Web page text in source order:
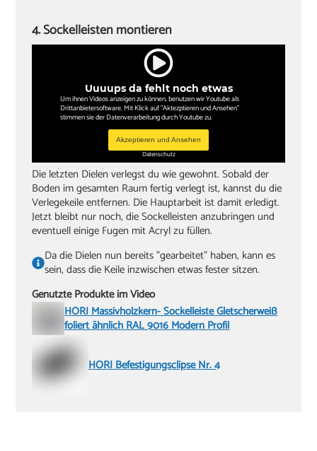
Uuuups da fehlt noch etwas
Um ihnen Videos anzeigen zu können, benutzen wir Youtube als
Drittanbietersoftware. Mit Klick auf "Aktezptieren und Ansehen"
stimmen sie der Datenverarbeitung durch Youtube zu.
Akzeptieren und Ansehen
Datenschutz
4. Sockelleisten montieren
Die letzten Dielen verlegst du wie gewohnt. Sobald der
Boden im gesamten Raum fertig verlegt ist, kannst du die
Verlegekeile entfernen. Die Hauptarbeit ist damit erledigt.
Jetzt bleibt nur noch, die Sockelleisten anzubringen und
eventuell einige Fugen mit Acryl zu füllen.
Da die Dielen nun bereits "gearbeitet" haben, kann es
sein, dass die Keile inzwischen etwas fester sitzen.
Genutzte Produkte im Video
HORI Massivholzkern- Sockelleiste Gletscherweiß
foliert ähnlich RAL 9016 Modern Profil
HORI Befestigungsclipse Nr. 4